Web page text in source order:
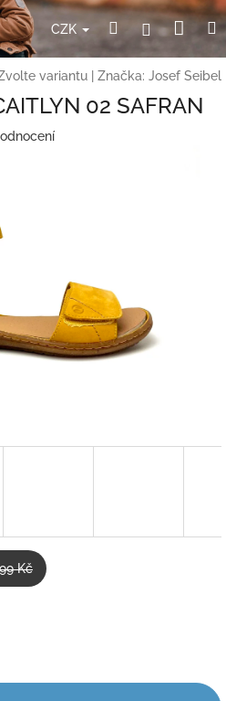
CZK HledatPřihlášení
variantu Značka: Josef Seibel
02 SAFRAN
Kč